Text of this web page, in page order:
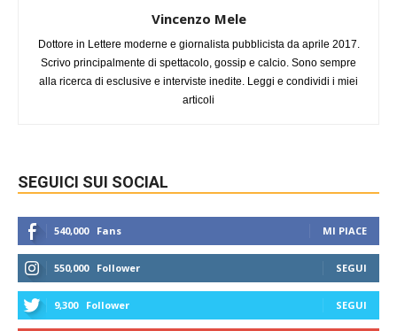
Vincenzo Mele
Dottore in Lettere moderne e giornalista pubblicista da aprile 2017.
Scrivo principalmente di spettacolo, gossip e calcio. Sono sempre
alla ricerca di esclusive e interviste inedite. Leggi e condividi i miei
articoli
SEGUICI SUI SOCIAL
540,000 Fans MI PIACE
550,000 Follower SEGUI
9,300 Follower SEGUI